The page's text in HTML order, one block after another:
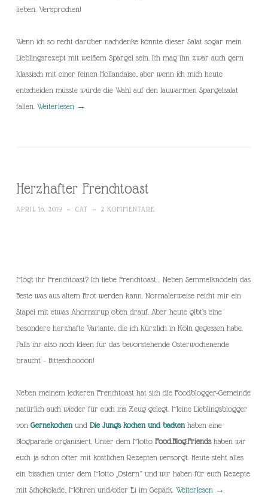
lieben. Versprochen!
Wenn ich so recht darüber nachdenke könnte dieser Salat sogar mein
Lieblingsrezept mit weißem Spargel sein. Ich mag ihn zwar auch gern
klassisch mit einer feinen Hollandaise, aber wenn ich mich heute
entscheiden müsste würde die Wahl auf den lauwarmen Spargelsalat
fallen. Weiterlesen →
Herzhafter Frenchtoast
APRIL 16, 2019 ~ CAT ~ 2 KOMMENTARE
Mögt ihr Frenchtoast? Ich liebe Frenchtoast… Neben Semmelknödeln das
Beste was aus altem Brot werden kann. Normalerweise reicht mir ein
Stapel mit etwas Ahornsirup oben drauf. Aber heute gibt’s eine
besondere herzhafte Variante, die ich kürzlich in Köln gegessen habe.
Falls ihr also noch Ideen für das bevorstehende Osterwochenende
braucht – Bitteschöööön!
Neben meinem leckeren Frenchtoast hat sich die Foodblogger-Gemeinde
natürlich auch wieder für euch ins Zeug gelegt. Meine Lieblingsblogger
von Gernekochen und Die Jungs kochen und backenhaben eine
Blogparade organisiert. Unter dem Motto Food.Blog.Friendshaben wir
euch ja schon öfter mit köstlichen Rezepten versorgt. Heute steht alles
ein bisschen unter dem Motto „Ostern“ und wir haben für euch Rezepte
mit Schokolade, Möhren und/oder Ei im Gepäck. Weiterlesen →